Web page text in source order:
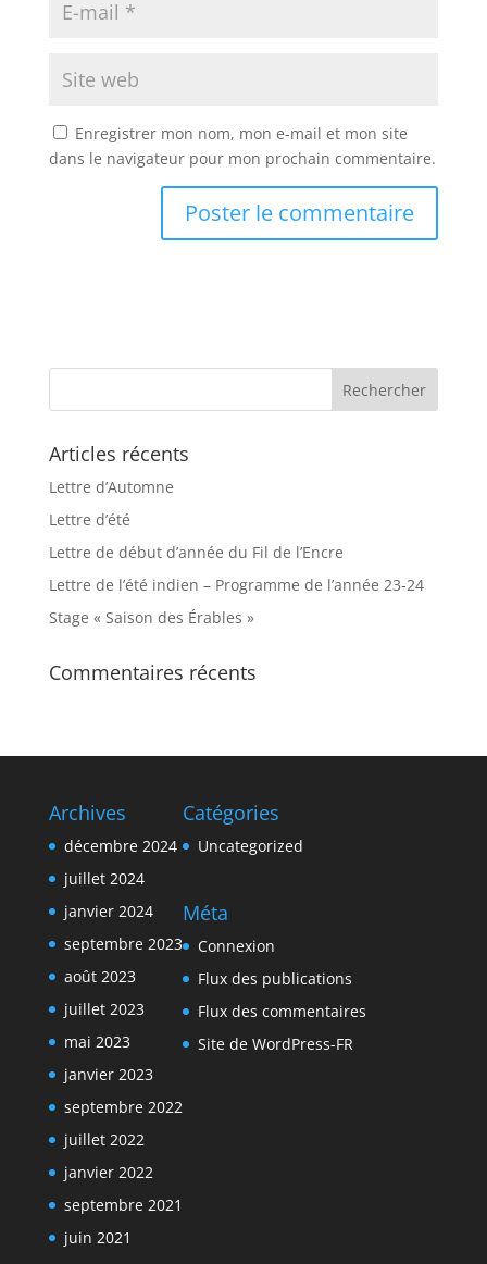
Enregistrer mon nom, mon e-mail et mon site
dans le navigateur pour mon prochain commentaire.
Articles récents
Lettre d’Automne
Lettre d’été
Lettre de début d’année du Fil de l’Encre
Lettre de l’été indien – Programme de l’année 23-24
Stage « Saison des Érables »
Commentaires récents
Archives
décembre 2024
juillet 2024
janvier 2024
septembre 2023
août 2023
juillet 2023
mai 2023
janvier 2023
septembre 2022
juillet 2022
janvier 2022
septembre 2021
juin 2021
Catégories
Uncategorized
Méta
Connexion
Flux des publications
Flux des commentaires
Site de WordPress-FR